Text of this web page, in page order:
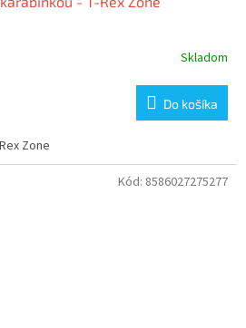
Skladom
Do košíka
Zone
Kód: 8586027275277